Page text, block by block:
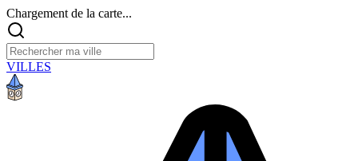
Chargement de la carte...
VILLES